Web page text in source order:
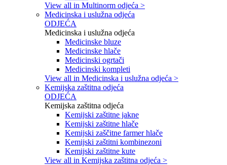
View all in Multinorm odjeća >
Medicinska i uslužna odjeća
ODJEĆA
Medicinska i uslužna odjeća
Medicinske bluze
Medicinske hlače
Medicinski ogrtači
Medicinski kompleti
View all in Medicinska i uslužna odjeća >
Kemijska zaštitna odjeća
ODJEĆA
Kemijska zaštitna odjeća
Kemijski zaštitne jakne
Kemijski zaštitne hlače
Kemijski zaščitne farmer hlače
Kemijski zaštitni kombinezoni
Kemijski zaštitne kute
View all in Kemijska zaštitna odjeća >